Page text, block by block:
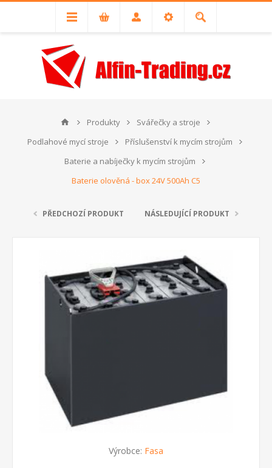
Produkty
Svářečky a stroje
Podlahové mycí stroje
Příslušenství k mycím strojům
Baterie a nabíječky k mycím strojům
Baterie olověná - box 24V 500Ah C5
PŘEDCHOZÍ PRODUKT NÁSLEDUJÍCÍ PRODUKT
Výrobce: Fasa